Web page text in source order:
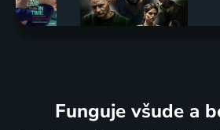
Funguje všude a